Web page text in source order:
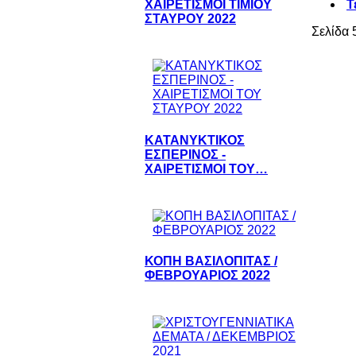
ΧΑΙΡΕΤΙΣΜΟΙ ΤΙΜΙΟΥ
ΣΤΑΥΡΟΥ 2022
ΚΑΤΑΝΥΚΤΙΚΟΣ
ΕΣΠΕΡΙΝΟΣ -
ΧΑΙΡΕΤΙΣΜΟΙ ΤΟΥ…
ΚΟΠΗ ΒΑΣΙΛΟΠΙΤΑΣ /
ΦΕΒΡΟΥΑΡΙΟΣ 2022
Σελίδα